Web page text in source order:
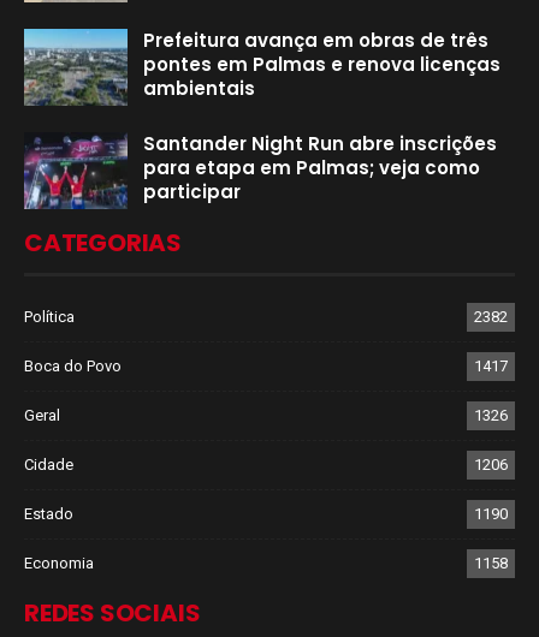
Prefeitura avança em obras de três
pontes em Palmas e renova licenças
ambientais
Santander Night Run abre inscrições
para etapa em Palmas; veja como
participar
CATEGORIAS
Política 2382
Boca do Povo 1417
Geral 1326
Cidade 1206
Estado 1190
Economia 1158
REDES SOCIAIS